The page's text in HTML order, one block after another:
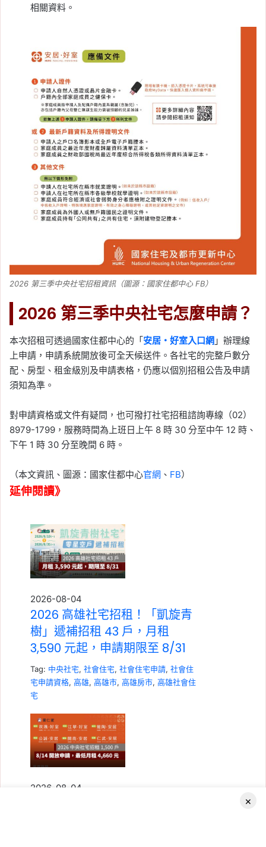
相關資料。
2026 第三季中央社宅招租資訊（圖源：國家住都中心 FB）
2026 第三季中央社宅怎麼申請？
本次招租可透過國家住都中心的「 安居・好室入口網 」辦理線
上申請，申請系統開放後可全天候送件。各社宅的完整戶數分
配、房型、租金級別及申請表格，仍應以個別招租公告及申請
須知為準。
對申請資格或文件有疑問，也可撥打社宅招租諮詢專線（02）
8979-1799，服務時間為上班日上午 8 時 30 分至中午 12 時、
下午 1 時 30 分至晚間 6 時。
（本文資訊、圖源：國家住都中心官網 、 FB）
延伸閱讀》
2026-08-04
2026 高雄社宅招租！「凱旋青
樹」遞補招租 43 戶，月租
3,590 元起，申請期限至 8/31
Tag: 中央社宅, 社會住宅, 社會住宅申請, 社會住
宅申請資格, 高雄, 高雄市, 高雄房市, 高雄社會住
宅
2026-08-04
×